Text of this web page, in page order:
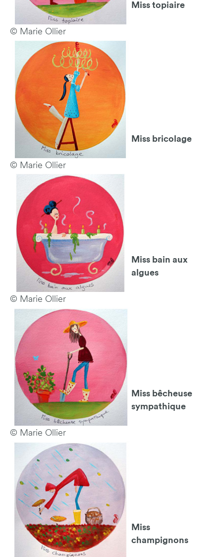
Miss topiaire
© Marie Ollier
Miss bricolage
© Marie Ollier
Miss bain aux
algues
© Marie Ollier
Miss bêcheuse
sympathique
© Marie Ollier
Miss
champignons